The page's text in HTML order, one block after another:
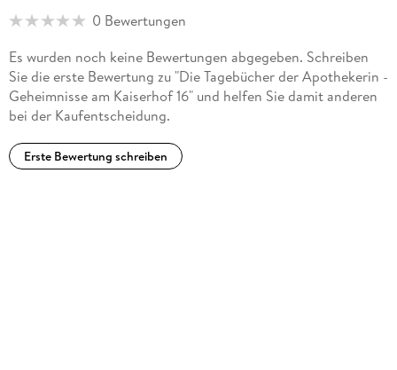
Herstelleradresse
Penguin Random House Verlagsgruppe GmbH, Neumarkter
Straße 28, 81673 München,
produktsicherheit@penguinrandomhouse.de
0 Bewertungen
Es wurden noch keine Bewertungen abgegeben. Schreiben
Sie die erste Bewertung zu "Die Tagebücher der Apothekerin -
Geheimnisse am Kaiserhof 16" und helfen Sie damit anderen
bei der Kaufentscheidung.
Erste Bewertung schreiben